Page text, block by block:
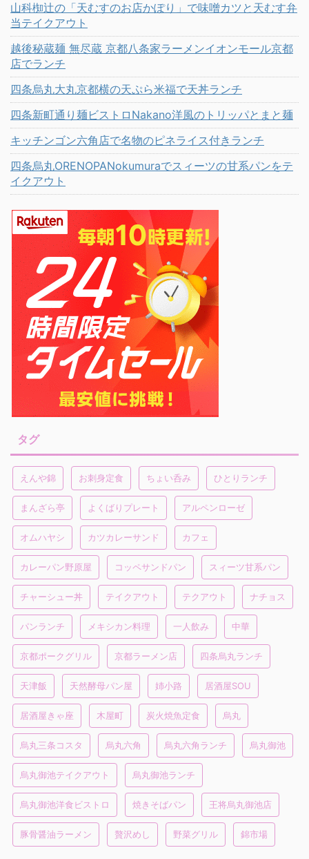
山科椥辻の「天むすのお店かぽり」で味噌カツと天むす弁
当テイクアウト
越後秘蔵麺 無尽蔵 京都八条家ラーメンイオンモール京都
店でランチ
四条烏丸大丸京都横の天ぷら米福で天丼ランチ
四条新町通り麺ビストロNakano洋風のトリッパとまと麺
キッチンゴン六角店で名物のピネライス付きランチ
四条烏丸ORENOPANokumuraでスィーツの甘系パンをテ
イクアウト
タグ
えんや錦 お刺身定食 ちょい呑み ひとりランチ
まんざら亭 よくばりプレート アルペンローゼ
オムハヤシ カツカレーサンド カフェ
カレーパン野原屋 コッペサンドパン スィーツ甘系パン
チャーシュー丼 テイクアウト テクアウト ナチョス
パンランチ メキシカン料理 一人飲み 中華
京都ポークグリル 京都ラーメン店 四条烏丸ランチ
天津飯 天然酵母パン屋 姉小路 居酒屋SOU
居酒屋きゃ座 木屋町 炭火焼魚定食 烏丸
烏丸三条コスタ 烏丸六角 烏丸六角ランチ 烏丸御池
烏丸御池テイクアウト 烏丸御池ランチ
烏丸御池洋食ビストロ 焼きそばパン 王将烏丸御池店
豚骨醤油ラーメン 贅沢めし 野菜グリル 錦市場